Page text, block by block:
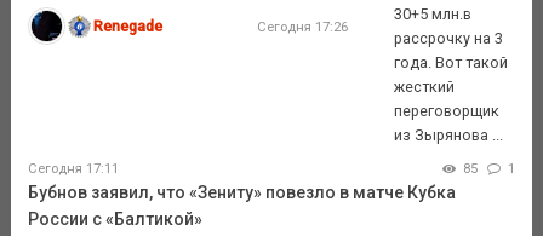
Renegade Сегодня 17:26
30+5 млн.в
рассрочку на 3
года. Вот такой
жесткий
переговорщик
из Зырянова ...
Сегодня 17:11 85 1
Бубнов заявил, что «Зениту» повезло в матче Кубка
России с «Балтикой»